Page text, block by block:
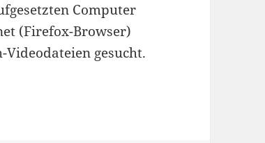
Computer
(Firefox-Browser)
gesucht.